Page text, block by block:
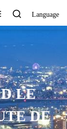
Language
LE
DE